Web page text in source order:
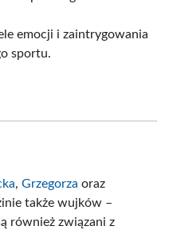
emocji i zaintrygowania
sportu.
, Grzegorza oraz
także wujków –
również związani z